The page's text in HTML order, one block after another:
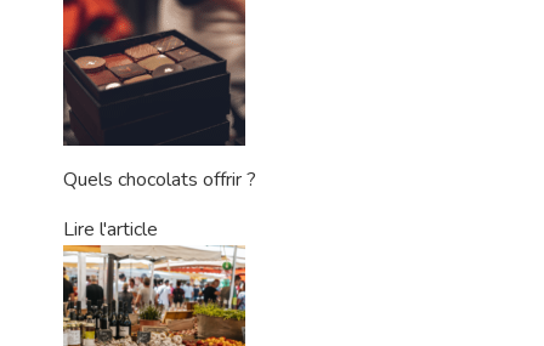
Quels chocolats offrir ?
Lire l'article